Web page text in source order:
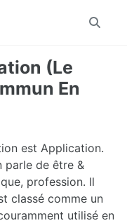
Toggle
(Le
En
est Application.
parle de être &
profession. Il
classé comme un
utilisé en